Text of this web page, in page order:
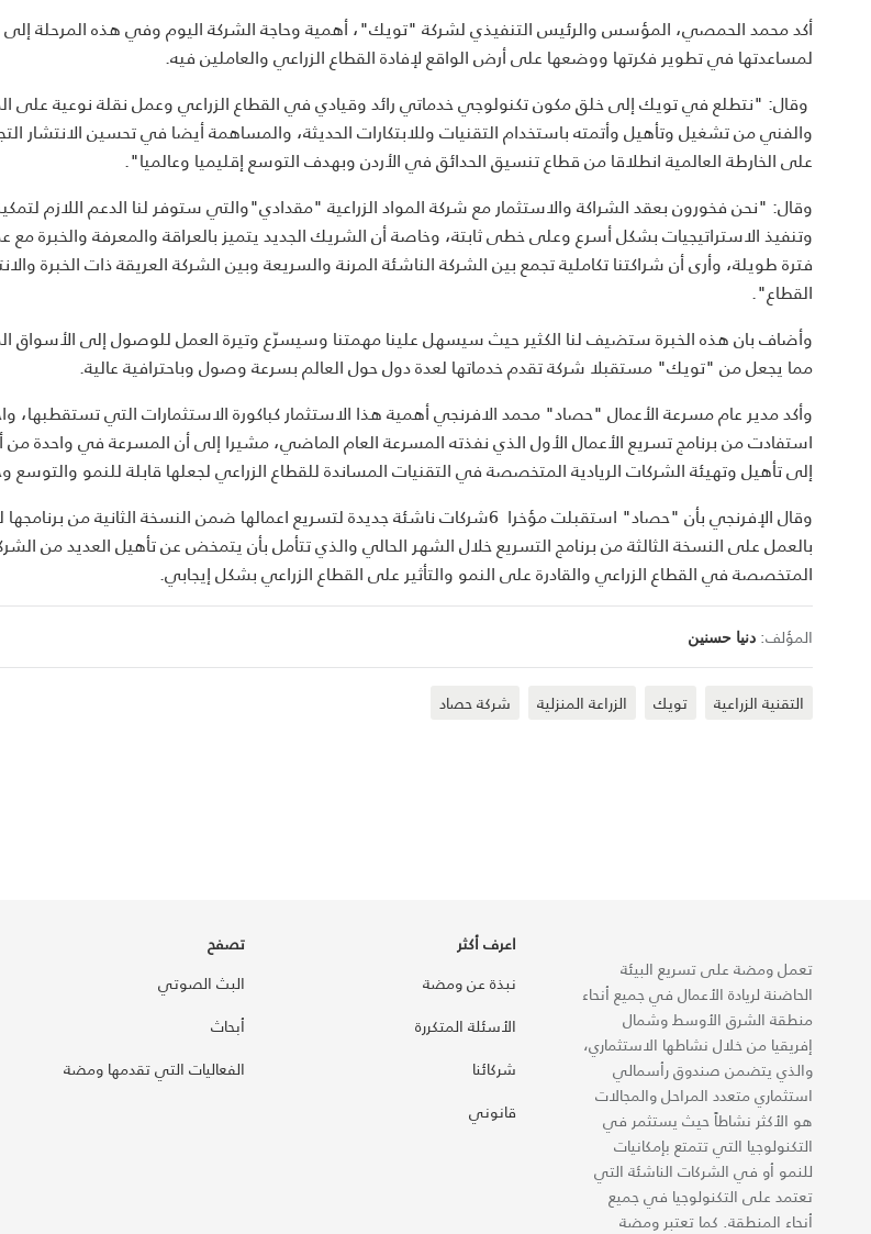
أكد محمد الحمصي، المؤسس والرئيس التنفيذي لشركة "تويك"، أهمية وحاجة الشركة اليوم وفي هذه المرحلة إلى
لمساعدتها في تطوير فكرتها ووضعها على أرض الواقع لإفادة القطاع الزراعي والعاملين فيه.
وقال: "نتطلع في تويك إلى خلق مكون تكنولوجي خدماتي رائد وقيادي في القطاع الزراعي وعمل نقلة نوعية على
والفني من تشغيل وتأهيل وأتمته باستخدام التقنيات وللابتكارات الحديثة، والمساهمة أيضا في تحسين الانتشار
على الخارطة العالمية انطلاقا من قطاع تنسيق الحدائق في الأردن وبهدف التوسع إقليميا وعالميا".
وقال: "نحن فخورون بعقد الشراكة والاستثمار مع شركة المواد الزراعية "مقدادي"والتي ستوفر لنا الدعم اللازم
وتنفيذ الاستراتيجيات بشكل أسرع وعلى خطى ثابتة، وخاصة أن الشريك الجديد يتميز بالعراقة والمعرفة والخبرة مع
فترة طويلة، وأرى أن شراكتنا تكاملية تجمع بين الشركة الناشئة المرنة والسريعة وبين الشركة العريقة ذات الخبرة
القطاع".
وأضاف بان هذه الخبرة ستضيف لنا الكثير حيث سيسهل علينا مهمتنا وسيسرّع وتيرة العمل للوصول إلى الأسواق
مما يجعل من "تويك" مستقبلا شركة تقدم خدماتها لعدة دول حول العالم بسرعة وصول وباحترافية عالية.
وأكد مدير عام مسرعة الأعمال "حصاد" محمد الافرنجي أهمية هذا الاستثمار كباكورة الاستثمارات التي تستقطبها،
استفادت من برنامج تسريع الأعمال الأول الذي نفذته المسرعة العام الماضي، مشيرا إلى أن المسرعة في واحدة من
إلى تأهيل وتهيئة الشركات الريادية المتخصصة في التقنيات المساندة للقطاع الزراعي لجعلها قابلة للنمو والتوسع
وقال الإفرنجي بأن "حصاد" استقبلت مؤخرا 6شركات ناشئة جديدة لتسريع اعمالها ضمن النسخة الثانية
بالعمل على النسخة الثالثة من برنامج التسريع خلال الشهر الحالي والذي تتأمل بأن يتمخض عن تأهيل العديد من
المتخصصة في القطاع الزراعي والقادرة على النمو والتأثير على القطاع الزراعي بشكل إيجابي.
المؤلف: دنيا حسنين
التقنية الزراعية تويك الزراعة المنزلية شركة حصاد
تعمل ومضة على تسريع البيئة
الحاضنة لريادة الأعمال في جميع أنحاء
منطقة الشرق الأوسط وشمال
إفريقيا من خلال نشاطها الاستثماري،
والذي يتضمن صندوق رأسمالي
استثماري متعدد المراحل والمجالات
هو الأكثر نشاطاً حيث يستثمر في
التكنولوجيا التي تتمتع بإمكانيات
للنمو أو في الشركات الناشئة التي
تعتمد على التكنولوجيا في جميع
أنحاء المنطقة. كما تعتبر ومضة
اعرف أكثر
نبذة عن ومضة
الأسئلة المتكررة
شركائنا
قانوني
تصفح
البث الصوتي
أبحاث
الفعاليات التي تقدمها ومضة